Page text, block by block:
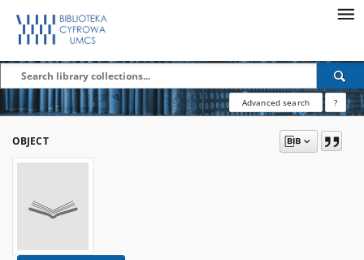
Advanced search ?
OBJECT